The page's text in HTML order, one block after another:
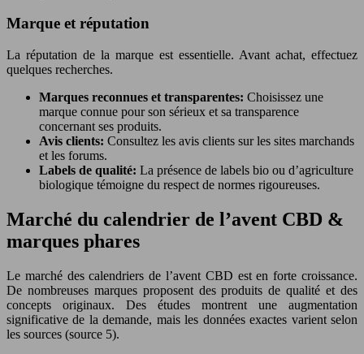
Marque et réputation
La réputation de la marque est essentielle. Avant achat, effectuez
quelques recherches.
Marques reconnues et transparentes: Choisissez une
marque connue pour son sérieux et sa transparence
concernant ses produits.
Avis clients: Consultez les avis clients sur les sites marchands
et les forums.
Labels de qualité: La présence de labels bio ou d’agriculture
biologique témoigne du respect de normes rigoureuses.
Marché du calendrier de l’avent CBD &
marques phares
Le marché des calendriers de l’avent CBD est en forte croissance.
De nombreuses marques proposent des produits de qualité et des
concepts originaux. Des études montrent une augmentation
significative de la demande, mais les données exactes varient selon
les sources (source 5).